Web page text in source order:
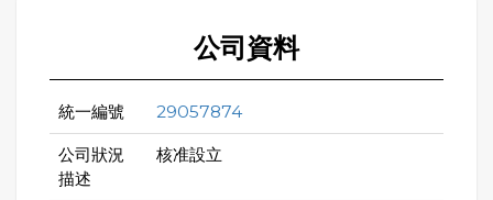
公司資料
統一編號 29057874
公司狀況
描述
核准設立